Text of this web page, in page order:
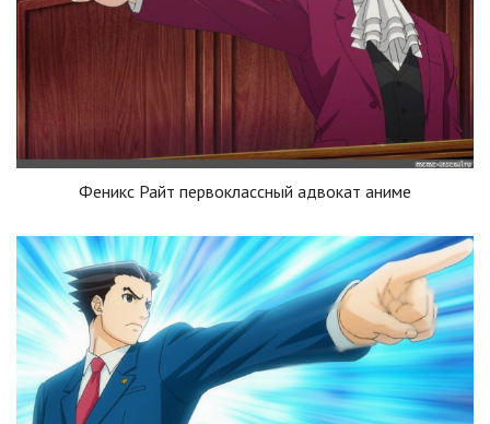
Феникс Райт первоклассный адвокат аниме